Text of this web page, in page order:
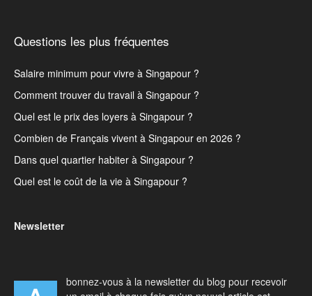
Questions les plus fréquentes
Salaire minimum pour vivre à Singapour ?
Comment trouver du travail à Singapour ?
Quel est le prix des loyers à Singapour ?
Combien de Français vivent à Singapour en 2026 ?
Dans quel quartier habiter à Singapour ?
Quel est le coût de la vie à Singapour ?
Newsletter
bonnez-vous à la newsletter du blog pour recevoir